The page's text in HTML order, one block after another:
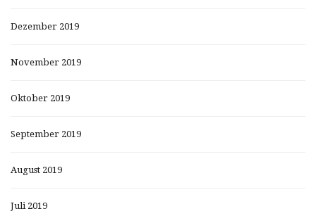
Dezember 2019
November 2019
Oktober 2019
September 2019
August 2019
Juli 2019